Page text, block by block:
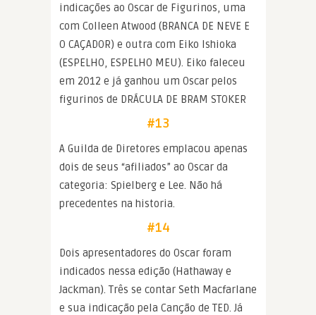
indicações ao Oscar de Figurinos, uma
com Colleen Atwood (BRANCA DE NEVE E
O CAÇADOR) e outra com Eiko Ishioka
(ESPELHO, ESPELHO MEU). Eiko faleceu
em 2012 e já ganhou um Oscar pelos
figurinos de DRÁCULA DE BRAM STOKER
#13
A Guilda de Diretores emplacou apenas
dois de seus “afiliados” ao Oscar da
categoria: Spielberg e Lee. Não há
precedentes na historia.
#14
Dois apresentadores do Oscar foram
indicados nessa edição (Hathaway e
Jackman). Três se contar Seth Macfarlane
e sua indicação pela Canção de TED. Já